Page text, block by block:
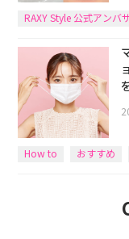
RAXY Style 公式アンバ
How to おすすめ